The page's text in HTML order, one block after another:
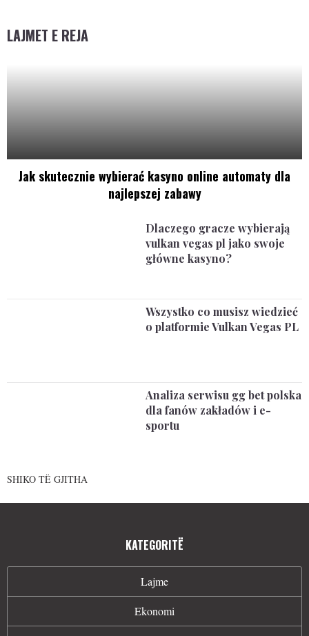
LAJMET E REJA
Jak skutecznie wybierać kasyno online automaty dla
najlepszej zabawy
Dlaczego gracze wybierają
vulkan vegas pl jako swoje
główne kasyno?
Wszystko co musisz wiedzieć
o platformie Vulkan Vegas PL
Analiza serwisu gg bet polska
dla fanów zakładów i e-
sportu
SHIKO TË GJITHA
KATEGORITË
Lajme
Ekonomi